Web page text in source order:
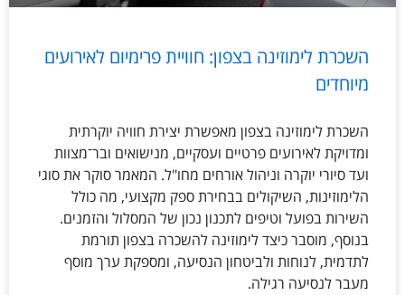
השכרת לימוזינה בצפון: חוויית פרימיום לאירועים
מיוחדים
השכרת לימוזינה בצפון מאפשרת יצירת חוויה יוקרתית
ומדויקת לאירועים פרטיים ועסקיים, מנישואים ובר־מצוות
ועד סיורי יוקרה וניהול אורחים מחו"ל. המאמר סוקר את סוגי
הלימוזינות, השיקולים בבחירת ספק מקצועי, מה כולל
השירות בפועל וטיפים לתכנון נכון של המסלול והזמנים.
בנוסף, מוסבר כיצד לימוזינה להשכרה בצפון תורמת
לתדמית, לנוחות ולביטחון הנסיעה, ומספקת ערך מוסף
מעבר לנסיעה רגילה.